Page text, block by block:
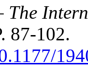
The
87-102.